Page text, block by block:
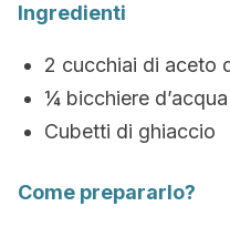
Ingredienti
2 cucchiai di aceto
¼ bicchiere
Cubetti di ghiaccio
Come prepararlo?